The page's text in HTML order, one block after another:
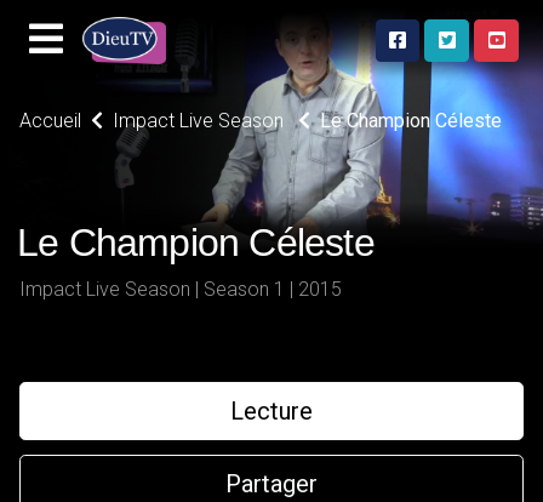
Accueil Impact Live Season Le Champion Céleste
Le Champion Céleste
Impact Live Season | Season 1 | 2015
Lecture
Partager